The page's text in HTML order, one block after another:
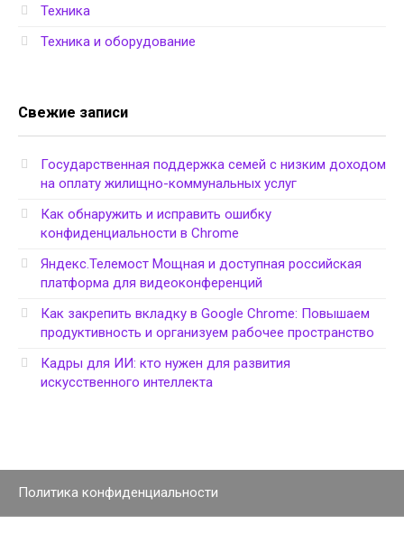
Техника
Техника и оборудование
Свежие записи
Государственная поддержка семей с низким доходом
на оплату жилищно-коммунальных услуг
Как обнаружить и исправить ошибку
конфиденциальности в Chrome
Яндекс.Телемост Мощная и доступная российская
платформа для видеоконференций
Как закрепить вкладку в Google Chrome: Повышаем
продуктивность и организуем рабочее пространство
Кадры для ИИ: кто нужен для развития
искусственного интеллекта
Политика конфиденциальности